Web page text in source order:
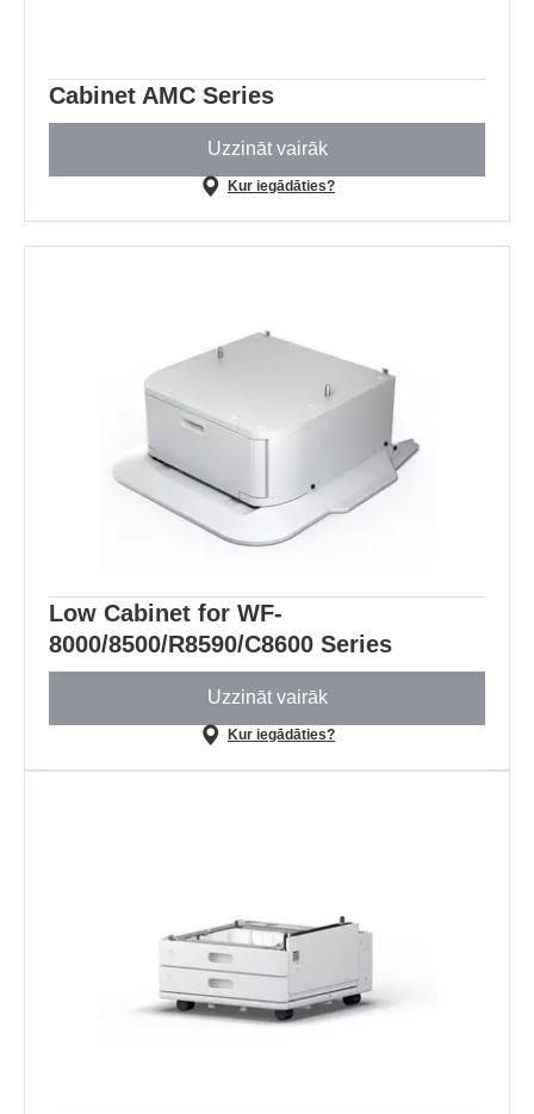
Cabinet AMC Series
Uzzināt vairāk
Kur iegādāties?
Low Cabinet for WF-
8000/8500/R8590/C8600 Series
Uzzināt vairāk
Kur iegādāties?